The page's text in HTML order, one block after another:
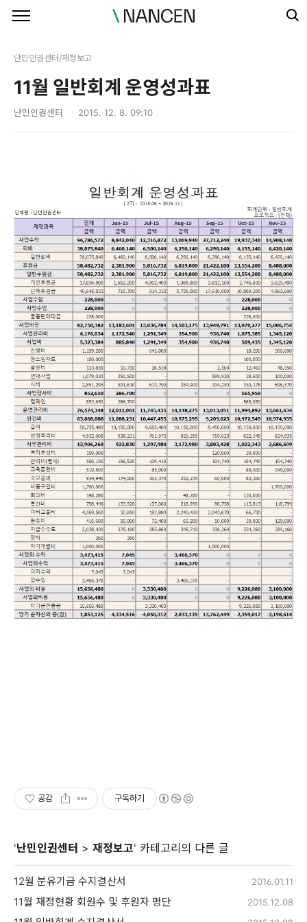
난민인권센터/재정보고
11월 일반회계 운영성과표
난민인권센터 2015. 12. 8. 09:10
공감 구독하기
'난민인권센터 > 재정보고' 카테고리의 다른 글
12월 분유기금 수지결산서 2016.01.11
11월 재정현황 회원수 및 후원자 명단 2015.12.08